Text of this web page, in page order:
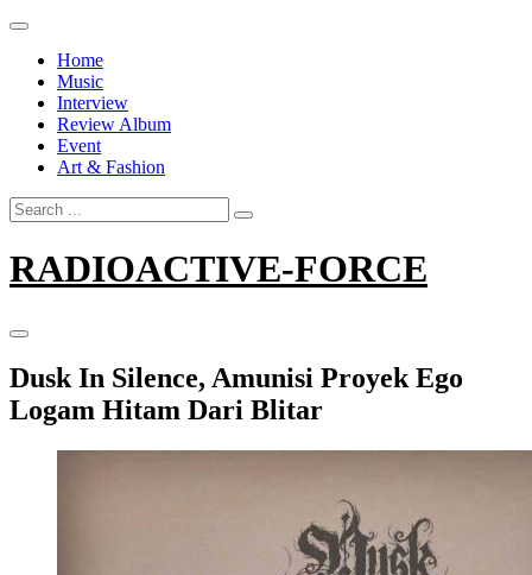
Skip
contentHome
Music
Interview
Review Album
Event
Art & Fashion
Search
for:
RADIOACTIVE-FORCE
Dusk In Silence, Amunisi Proyek Ego
Logam Hitam Dari Blitar